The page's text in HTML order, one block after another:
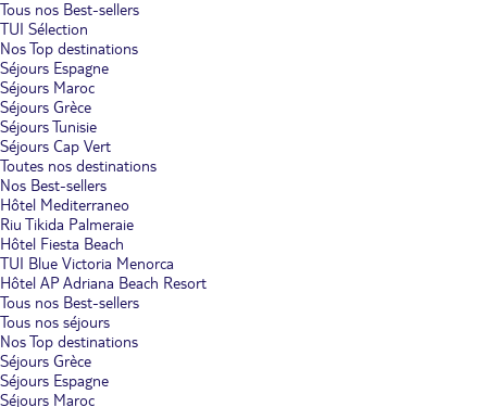
Tous nos Best-sellers
TUI Sélection
Nos Top destinations
Séjours Espagne
Séjours Maroc
Séjours Grèce
Séjours Tunisie
Séjours Cap Vert
Toutes nos destinations
Nos Best-sellers
Hôtel Mediterraneo
Riu Tikida Palmeraie
Hôtel Fiesta Beach
TUI Blue Victoria Menorca
Hôtel AP Adriana Beach Resort
Tous nos Best-sellers
Tous nos séjours
Nos Top destinations
Séjours Grèce
Séjours Espagne
Séjours Maroc